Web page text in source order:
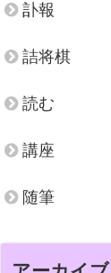
訃報
詰将棋
読む
講座
随筆